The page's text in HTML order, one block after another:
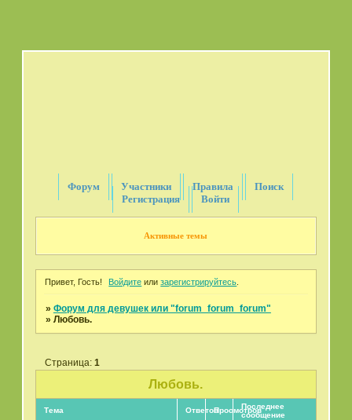
Форум Участники Правила
Поиск
Регистрация
Войти
Активные темы
Привет, Гость! Войдите илизарегистрируйтесь
» Форум для девушек или "forum_forum_forum"
» Любовь.
Любовь.
Страница: 1
Тема ОтветовПросмотровПоследнее
сообщение